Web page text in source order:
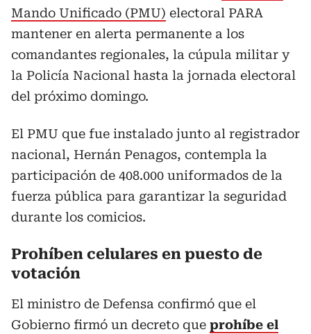
Mando Unificado (PMU) electoral PARA
mantener en alerta permanente a los
comandantes regionales, la cúpula militar y
la Policía Nacional hasta la jornada electoral
del próximo domingo.
El PMU que fue instalado junto al registrador
nacional, Hernán Penagos, contempla la
participación de 408.000 uniformados de la
fuerza pública para garantizar la seguridad
durante los comicios.
Prohíben celulares en puesto de
votación
El ministro de Defensa confirmó que el
Gobierno firmó un decreto que prohíbe el